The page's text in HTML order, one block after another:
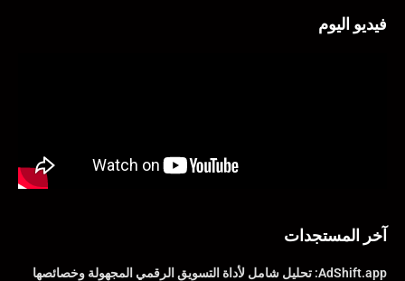
فيديو اليوم
آخر المستجدات
AdShift.app: تحليل شامل لأداة التسويق الرقمي المجهولة وخصائصها